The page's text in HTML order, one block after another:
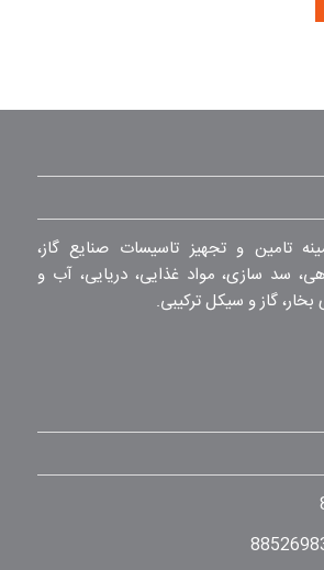
تامین و تجهیز تاسیسات صنایع گاز،
سد سازی، مواد غذایی، دریایی، آب و
گاز و سیکل ترکیبی.